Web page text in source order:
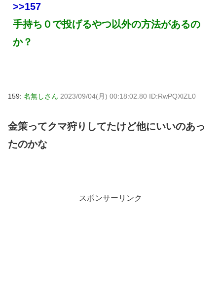
>>157
手持ち０で投げるやつ以外の方法があるの
か？
159: 名無しさん 2023/09/04(月) 00:18:02.80 ID:RwPQXlZL0
金策ってクマ狩りしてたけど他にいいのあっ
たのかな
スポンサーリンク